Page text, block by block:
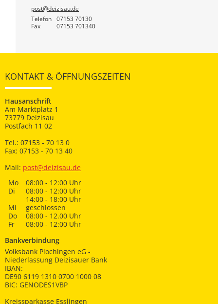
post@deizisau.de
Telefon
07153 70130
Fax 07153 701340
KONTAKT & ÖFFNUNGSZEITEN
Hausanschrift
Am Marktplatz 1
73779 Deizisau
Postfach 11 02
Tel.: 07153 - 70 13 0
Fax: 07153 - 70 13 40
Mail: post@deizisau.de
Mo
08:00 - 12:00 Uhr
Di
08:00 - 12:00 Uhr
14:00 - 18:00 Uhr
Mi
geschlossen
Do
08:00 - 12.00 Uhr
Fr
08:00 - 12:00 Uhr
Bankverbindung
Volksbank Plochingen eG -
Niederlassung Deizisauer Bank
IBAN:
DE90 6119 1310 0700 1000 08
BIC: GENODES1VBP
Kreissparkasse Esslingen